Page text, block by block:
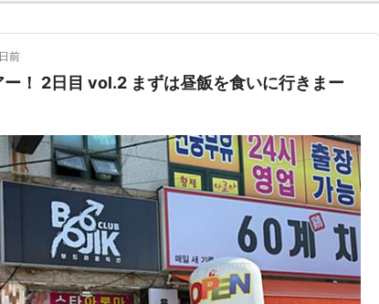
前
！ 2日目 vol.2 まずは昼飯を食いに行きまー